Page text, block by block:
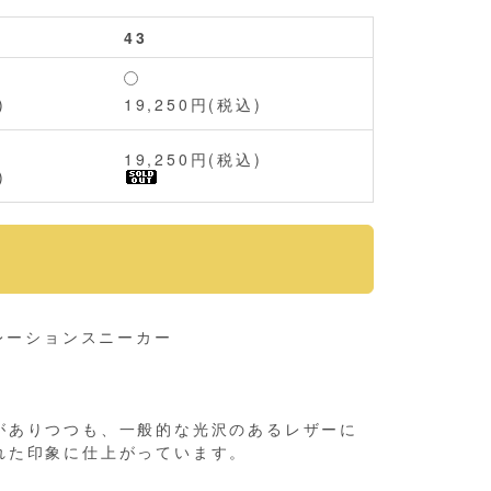
43
19,250円(税込)
19,250円(税込)
ションスニーカー
りつつも、一般的な光沢のあるレザーに
印象に仕上がっています。